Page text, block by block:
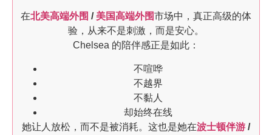
在北美高端外围 / 美国高端外围市场中，真正高级的体
验，从来不是刺激，而是安心。
Chelsea 的陪伴感正是如此：
不喧哗
不越界
不黏人
却始终在线
她让人放松，而不是被消耗。这也是她在波士顿伴游 /